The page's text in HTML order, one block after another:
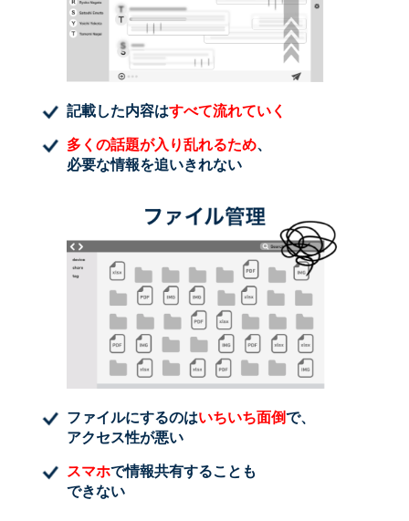
記載した内容はすべて流れていく
多くの話題が入り乱れるため、
必要な情報を追いきれない
ファイルにするのはいちいち面倒で、
アクセス性が悪い
スマホで情報共有することも
できない